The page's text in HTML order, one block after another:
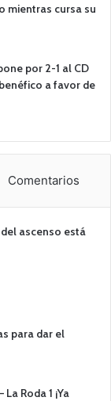
mientras cursa su
por 2-1 al CD
a favor de
Comentarios
del ascenso está
para dar el
Roda 1 ¡Ya